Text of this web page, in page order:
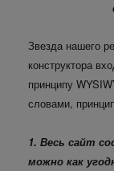
Звезда нашего
конструктора
принципу
словами,
1. Весь сайт
можно как